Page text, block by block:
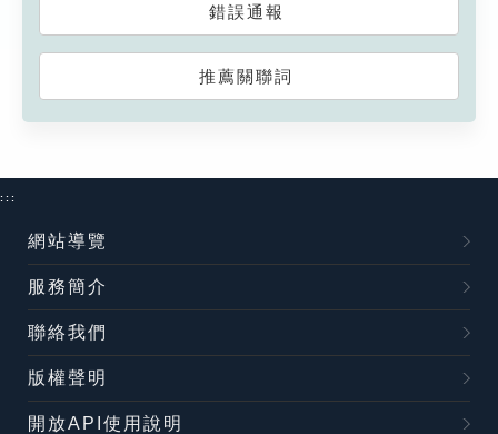
錯誤通報
推薦關聯詞
:::
網站導覽
服務簡介
聯絡我們
版權聲明
開放API使用說明